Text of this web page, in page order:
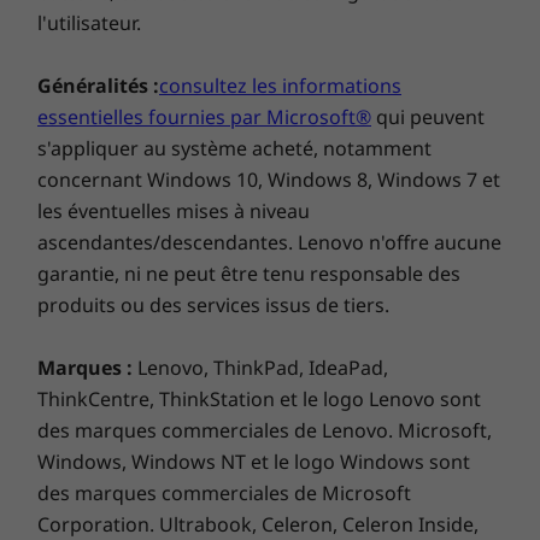
Pas facile de choisir...
Clavier
TrackPoint
TrackPad : 115 mm
En option : Rétroéclairage à LED blanches
Ports et emplacements
2 ports USB-A 3.2 Gen 1
2 ports USB-C Thunderbolt™ 4
1 port HDMI 2.0b
En option : SIM
En option : Lecteur de carte à puce
Les vitesses de transfert des ports USB sont approximatives et dépendent de
nombreux facteurs, tels que la capacité de traitement des hôtes/périphériques, les
attributs des fichiers, la configuration du système et les environnements d’exécution ;
l'utilisateur.
Généralités :consultez les informations
essentielles fournies par Microsoft® qui peuvent
s'appliquer au système acheté, notamment
concernant Windows 10, Windows 8, Windows 7 et
les éventuelles mises à niveau
ascendantes/descendantes. Lenovo n'offre aucune
garantie, ni ne peut être tenu responsable des
produits ou des services issus de tiers.
Marques : Lenovo, ThinkPad, IdeaPad,
ThinkCentre, ThinkStation et le logo Lenovo sont
des marques commerciales de Lenovo. Microsoft,
Windows, Windows NT et le logo Windows sont
des marques commerciales de Microsoft
Corporation. Ultrabook, Celeron, Celeron Inside,